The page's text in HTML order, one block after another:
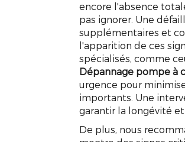
encore l'absence
pas ignorer. Une
supplémentaires et
l'apparition de ces
spécialisés, comme
Dépannage pompe à
urgence pour
importants. Une
garantir la longévité
De plus, nous